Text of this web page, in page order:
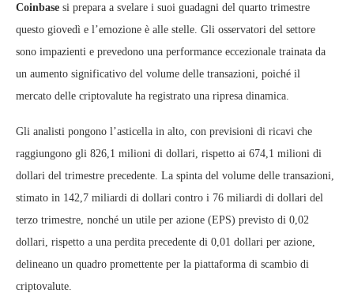
Coinbase si prepara a svelare i suoi guadagni del quarto trimestre
questo giovedì e l’emozione è alle stelle. Gli osservatori del settore
sono impazienti e prevedono una performance eccezionale trainata da
un aumento significativo del volume delle transazioni, poiché il
mercato delle criptovalute ha registrato una ripresa dinamica.
Gli analisti pongono l’asticella in alto, con previsioni di ricavi che
raggiungono gli 826,1 milioni di dollari, rispetto ai 674,1 milioni di
dollari del trimestre precedente. La spinta del volume delle transazioni,
stimato in 142,7 miliardi di dollari contro i 76 miliardi di dollari del
terzo trimestre, nonché un utile per azione (EPS) previsto di 0,02
dollari, rispetto a una perdita precedente di 0,01 dollari per azione,
delineano un quadro promettente per la piattaforma di scambio di
criptovalute.